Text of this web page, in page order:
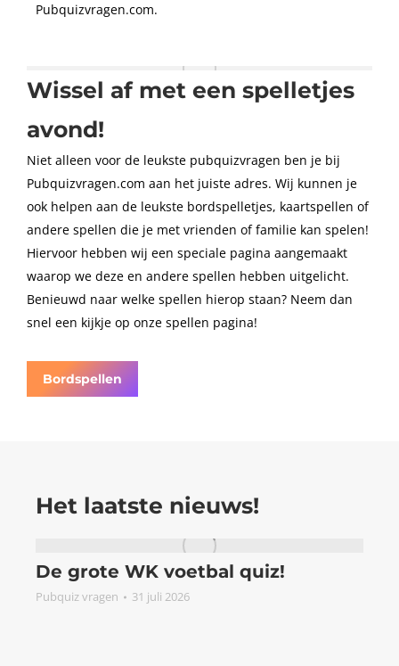
Pubquizvragen.com.
Wissel af met een spelletjes
avond!
Niet alleen voor de leukste pubquizvragen ben je bij
Pubquizvragen.com aan het juiste adres. Wij kunnen je
ook helpen aan de leukste bordspelletjes, kaartspellen of
andere spellen die je met vrienden of familie kan spelen!
Hiervoor hebben wij een speciale pagina aangemaakt
waarop we deze en andere spellen hebben uitgelicht.
Benieuwd naar welke spellen hierop staan? Neem dan
snel een kijkje op onze spellen pagina!
Bordspellen
Het laatste nieuws!
De grote WK voetbal quiz!
Pubquiz vragen 31 juli 2026